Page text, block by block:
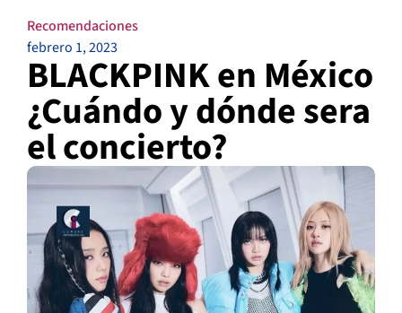
Recomendaciones
febrero 1, 2023
BLACKPINK en México
¿Cuándo y dónde sera
el concierto?